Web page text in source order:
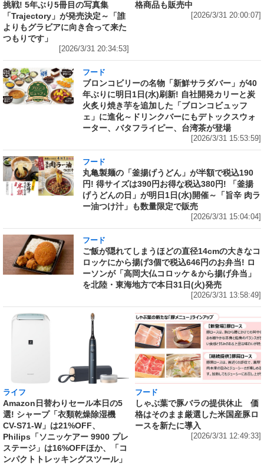
挑戦! 5年ぶり5冊目の写真集
「Trajectory」が発売決定～「誰
よりもグラビアに向き合って来た
つもりです」
[2026/3/31 20:34:53]
格商品も販売中
[2026/3/31 20:00:07]
フード
ブロンコビリーの名物「新鮮サラダバー」が40
年ぶりに明日1日(水)刷新! 自社開発カリーと炭
火炙り焼き芋を追加した「ブロンコビュッフ
ェ」に進化～ドリンクバーにもデトックスウォ
ーター、バタフライピー、台湾茶が登場
[2026/3/31 15:53:59]
フード
丸亀製麺の「釜揚げうどん」が半額で税込190
円! 得サイズは390円お得な税込380円! 「釜揚
げうどんの日」が明日1日(水)開催～「旨辛 肉ラ
ー油つけ汁」も数量限定で販売
[2026/3/31 15:04:04]
フード
ご飯が隠れてしまうほどの直径14cmの大きなコ
ロッケにから揚げ3個で税込646円のお弁当! ロ
ーソンが「高岡大仏コロッケ＆から揚げ弁当」
を北陸・東海地方で本日31日(火)発売
[2026/3/31 13:58:49]
ライフ
Amazon日替わりセール本日の5
選! シャープ「衣類乾燥除湿機
CV-S71-W」は21%OFF、
Philips「ソニッケアー 9900 プレ
ステージ」は16%OFFほか、「コ
ンパクトトレッキングスツール」
フード
しゃぶ葉で豚バラの提供休止 価
格はそのまま厳選した米国産豚ロ
ースを新たに導入
[2026/3/31 12:49:33]